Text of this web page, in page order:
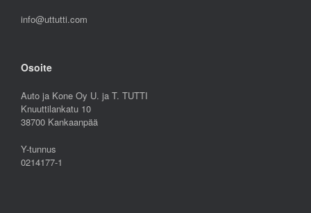
info@uttutti.com
Osoite
Auto ja Kone Oy U. ja T. TUTTI
Knuuttilankatu 10
38700 Kankaanpää
Y-tunnus
0214177-1